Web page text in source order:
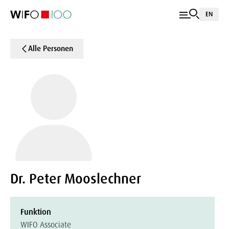
EN
Alle Personen
Dr. Peter Mooslechner
Funktion
WIFO Associate